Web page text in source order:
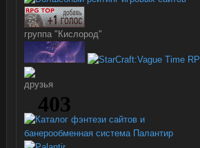
группа "Кислород"
друзья